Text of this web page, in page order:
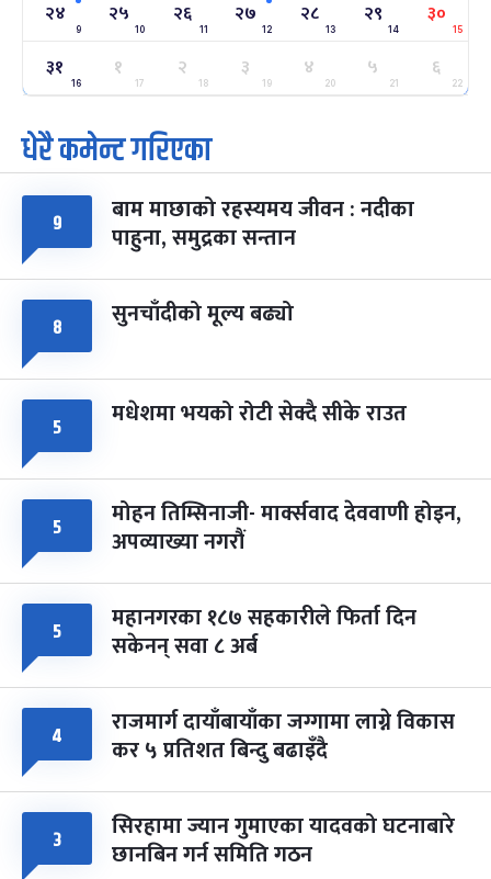
सोम फाल्गुन २४, २०८३- Mar 8, 2027
२५
मंगल
ग्याल्पो ल्होसार
फाल्गुन २५, २०८३ Mar 9, 2027
७ महिना बाँकी
७
आइत
पूर्णिमा व्रत
चैत्र ७, २०८३-Mar 21, 2027
८ फागुपूर्णिमा
चैत्र ८, २०८३-Mar 22, 2027
७ महिना बाँकी
२४
9
२५
10
२६
11
२७
12
२८
13
२९
14
३०
15
३१
16
१
17
२
18
३
19
४
20
५
21
६
22
धेरै कमेन्ट गरिएका
९ बाम माछाको रहस्यमय जीवन : नदीका
पाहुना, समुद्रका सन्तान
८ सुनचाँदीको मूल्य बढ्यो
५ मधेशमा भयको रोटी सेक्दै सीके राउत
५ मोहन तिम्सिनाजी- मार्क्सवाद देववाणी होइन,
अपव्याख्या नगरौं
५ महानगरका १८७ सहकारीले फिर्ता दिन
सकेनन् सवा ८ अर्ब
४ राजमार्ग दायाँबायाँका जग्गामा लाग्ने विकास
कर ५ प्रतिशत बिन्दु बढाइँदै
३ सिरहामा ज्यान गुमाएका यादवको घटनाबारे
छानबिन गर्न समिति गठन